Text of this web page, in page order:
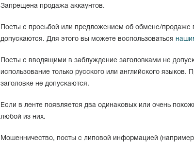
Запрещена продажа аккаунтов.
Посты с просьбой или предложением об обмене/продаже
допускаются. Для этого вы можете воспользоваться
Посты с вводящими в заблуждение заголовками не
использование только русского или английского языков.
заголовке не допускаются.
Если в ленте появляется два одинаковых или очень
любой из них.
Мошенничество, посты с липовой информацией